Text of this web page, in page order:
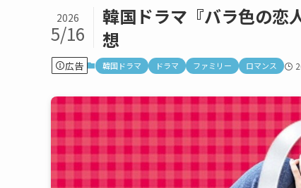
韓国ドラマ『バラ色の恋
想
2026
5/16
広告 韓国ドラマ ドラマ ファミリー ロマンス